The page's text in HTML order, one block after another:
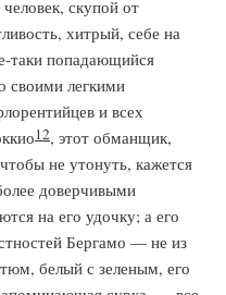
скупой от
хитрый, себе на
таки попадающийся
своими легкими
и всех
12, этот обманщик,
не утонуть, кажется
доверчивыми
на его удочку; а его
Бергамо — не из
белый с зеленым, его